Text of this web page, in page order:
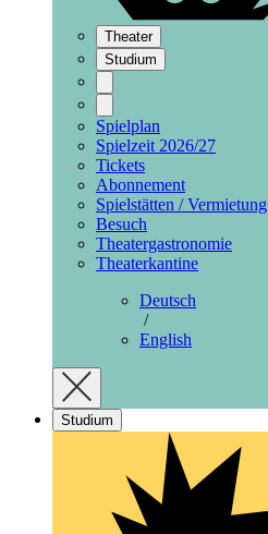
Theater
Studium
Spielplan
Spielzeit 2026/27
Tickets
Abonnement
Spielstätten / Vermietung
Besuch
Theatergastronomie
Theaterkantine
Deutsch
/
English
Studium